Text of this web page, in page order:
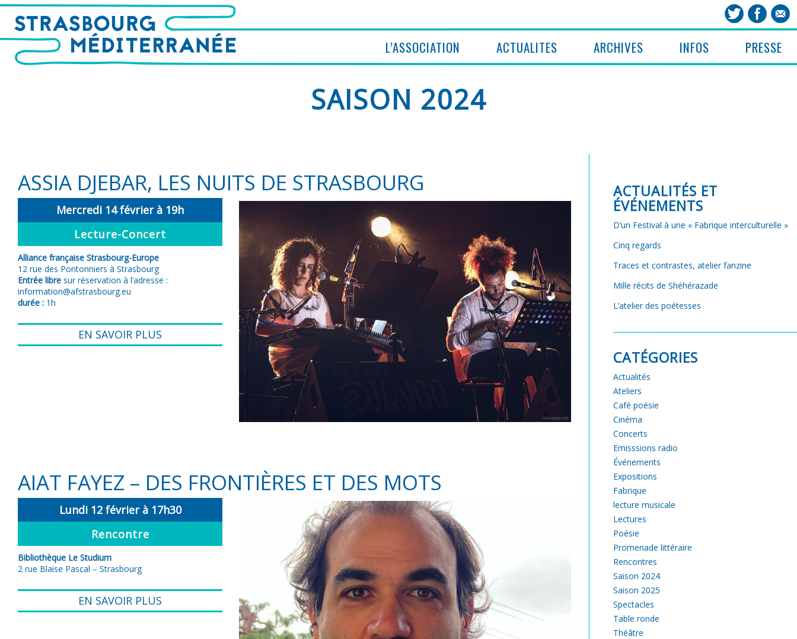
L’ASSOCIATION ACTUALITES ARCHIVES INFOS PRESSE
SAISON 2024
ASSIA DJEBAR, LES NUITS DE STRASBOURG
Mercredi 14 février à 19h
Lecture-Concert
Alliance française Strasbourg-Europe
12 rue des Pontonniers à Strasbourg
Entrée libre sur réservation à l’adresse :
information@afstrasbourg.eu
durée : 1h
EN SAVOIR PLUS
AIAT FAYEZ – DES FRONTIÈRES ET DES MOTS
Lundi 12 février à 17h30
Rencontre
Bibliothèque Le Studium
2 rue Blaise Pascal – Strasbourg
EN SAVOIR PLUS
ACTUALITÉS ET
ÉVÉNEMENTS
D’un Festival à une « Fabrique interculturelle »
Cinq regards
Traces et contrastes, atelier fanzine
Mille récits de Shéhérazade
L’atelier des poétesses
CATÉGORIES
Actualités
Ateliers
Café poésie
Cinéma
Concerts
Emisssions radio
Événements
Expositions
Fabrique
lecture musicale
Lectures
Poésie
Promenade littéraire
Rencontres
Saison 2024
Saison 2025
Spectacles
Table ronde
Théâtre